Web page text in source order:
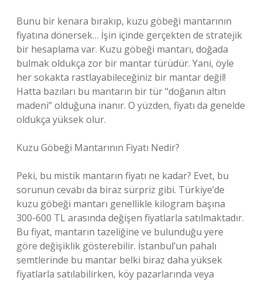
Bunu bir kenara bırakıp, kuzu göbeği mantarının
fiyatına dönersek… İşin içinde gerçekten de stratejik
bir hesaplama var. Kuzu göbeği mantarı, doğada
bulmak oldukça zor bir mantar türüdür. Yani, öyle
her sokakta rastlayabileceğiniz bir mantar değil!
Hatta bazıları bu mantarın bir tür “doğanın altın
madeni” olduğuna inanır. O yüzden, fiyatı da genelde
oldukça yüksek olur.
Kuzu Göbeği Mantarının Fiyatı Nedir?
Peki, bu mistik mantarın fiyatı ne kadar? Evet, bu
sorunun cevabı da biraz sürpriz gibi. Türkiye’de
kuzu göbeği mantarı genellikle kilogram başına
300-600 TL arasında değişen fiyatlarla satılmaktadır.
Bu fiyat, mantarın tazeliğine ve bulunduğu yere
göre değişiklik gösterebilir. İstanbul’un pahalı
semtlerinde bu mantar belki biraz daha yüksek
fiyatlarla satılabilirken, köy pazarlarında veya